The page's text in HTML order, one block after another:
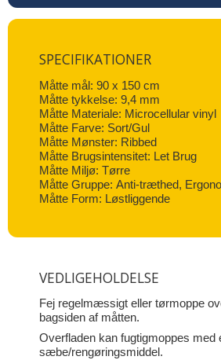
SPECIFIKATIONER
Måtte mål: 90 x 150 cm
Måtte tykkelse: 9,4 mm
Måtte Materiale: Microcellular vinyl
Måtte Farve: Sort/Gul
Måtte Mønster: Ribbed
Måtte Brugsintensitet: Let Brug
Måtte Miljø: Tørre
Måtte Gruppe: Anti-træthed,
Måtte Form: Løstliggende
VEDLIGEHOLDELSE
Fej regelmæssigt eller tørmoppe
bagsiden af måtten.
Overfladen kan fugtigmoppes med
sæbe/rengøringsmiddel.